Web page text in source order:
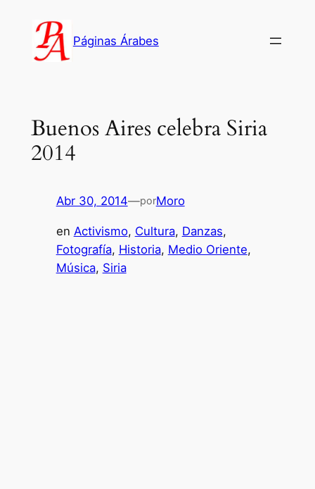
contenido
Páginas Árabes
Buenos Aires celebra Siria
2014
Abr 30, 2014—porMoro
en Activismo, Cultura, Danzas
Fotografía, Historia, Medio Oriente
Música, Siria